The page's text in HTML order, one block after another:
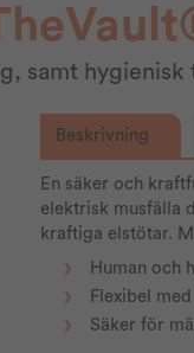
samt
Beskrivning
En säker och
elektrisk musfälla
kraftiga elstötar.
Human och
Flexibel
Säker för